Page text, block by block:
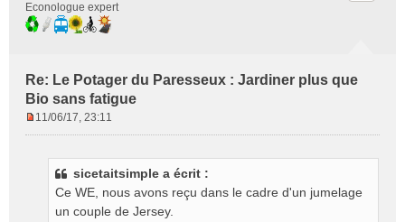
Econologue expert
Re: Le Potager du Paresseux : Jardiner plus que
Bio sans fatigue
11/06/17, 23:11
sicetaitsimple a écrit :
Ce WE, nous avons reçu dans le cadre d'un jumelage
un couple de Jersey.